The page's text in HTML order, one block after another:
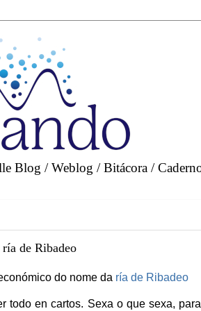
Blog / Weblog / Bitácora /
de Ribadeo
do nome da ría de Ribadeo
todo en cartos. Sexa o que sexa,